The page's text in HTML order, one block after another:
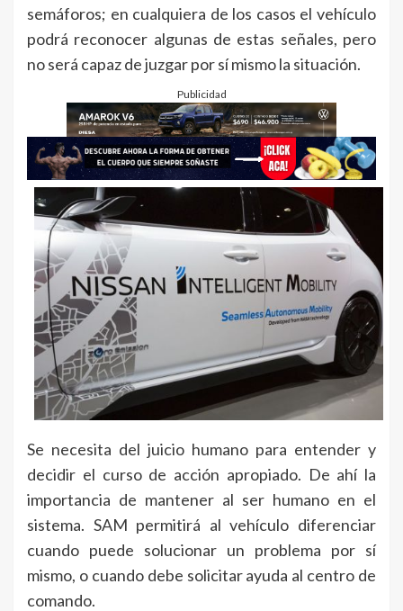
semáforos; en cualquiera de los casos el vehículo
podrá reconocer algunas de estas señales, pero
no será capaz de juzgar por sí mismo la situación.
Publicidad
Se necesita del juicio humano para entender y
decidir el curso de acción apropiado. De ahí la
importancia de mantener al ser humano en el
sistema. SAM permitirá al vehículo diferenciar
cuando puede solucionar un problema por sí
mismo, o cuando debe solicitar ayuda al centro de
comando.